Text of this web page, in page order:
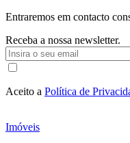
Entraremos em contacto
Receba a nossa newsletter.
Aceito a Política de
Imóveis